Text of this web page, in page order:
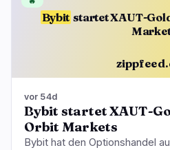
Bybit startet XAUT-
vor 54d
Bybit startet XAUT-
Orbit Markets
Bybit hat den Optionshandel